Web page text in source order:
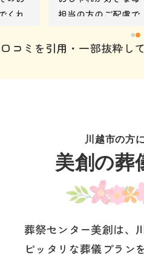
くれ
達は
んな
担当の方のご配慮で
をしてあげいつも通
のまま送ることがで
突然のことでパニッ
が出来たので母も喜
す。本当にありがと
コミを引用・一部抜粋し
川越市の方に
美創の葬
葬祭センター美創は、
ピッタリな葬儀プラン